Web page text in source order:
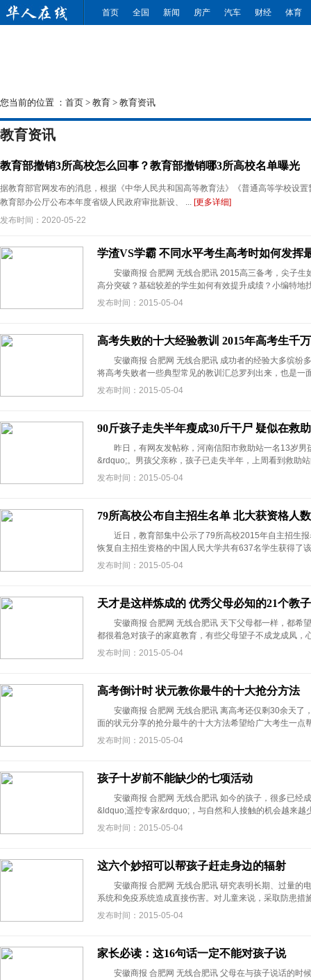
首页 全国 新闻 房产 汽车 财经 体育
您当前的位置 ： 首页 > 教育 > 教育资讯
教育资讯
教育部撤销3所高校怎么回事？教育部撤销哪3所高校名单曝光
据教育部官网发布的消息，根据《中华人民共和国高等教育法》《普通高等学校设
教育部办公厅公布本年度省级人民政府审批新设、 ... [更多详细]
发布时间：2020-05-22
学渣VS学霸 不同水平考生高考时如何发挥
安徽商报 合肥网 无线合肥讯 2015高三备考，尖子生
高分突破？基础较差的学生如何有效提升成绩？小编特地
发布时间：2015-05-04
高考失败的十大经验教训 2015年高考生千
安徽商报 合肥网 无线合肥讯 成功者的经验大多缤纷
将高考失败者一些典型常见的教训汇总罗列出来，也是一
发布时间：2015-05-04
90斤孩子走失半年瘦成30斤干尸 疑似在救
昨日，有网友发帖称，河南信阳市救助站一名13岁男
&rdquo;。男孩父亲称，孩子已走失半年，上周看到救助
发布时间：2015-05-04
79所高校公布自主招生名单 北大获资格人
近日，教育部集中公示了79所高校2015年自主招生报
恢复自主招生资格的中国人民大学共有637名学生获得了
发布时间：2015-05-04
天才是这样炼成的 优秀父母必知的21个教
安徽商报 合肥网 无线合肥讯 天下父母都一样，都希
都很着急对孩子的家庭教育，有些父母望子不成龙成凤，
发布时间：2015-05-04
高考倒计时 状元教你最牛的十大抢分方法
安徽商报 合肥网 无线合肥讯 离高考还仅剩30余天了
面的状元分享的抢分最牛的十大方法希望给广大考生一点
发布时间：2015-05-04
孩子十岁前不能缺少的七项活动
安徽商报 合肥网 无线合肥讯 如今的孩子，很多已经
&ldquo;遥控专家&rdquo;，与自然和人接触的机会越来越
发布时间：2015-05-04
这六个妙招可以帮孩子赶走身边的辐射
安徽商报 合肥网 无线合肥讯 研究表明长期、过量的
系统和免疫系统造成直接伤害。对儿童来说，采取防患措
发布时间：2015-05-04
家长必读：这16句话一定不能对孩子说
安徽商报 合肥网 无线合肥讯 父母在与孩子说话的时